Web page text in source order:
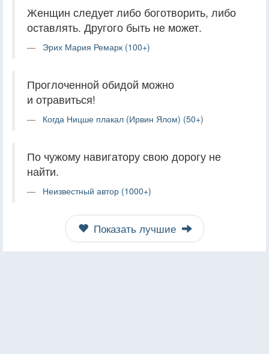
Женщин следует либо боготворить, либо
оставлять. Другого быть не может.
Эрих Мария Ремарк (100+)
Проглоченной обидой можно
и отравиться!
Когда Ницше плакал (Ирвин Ялом) (50+)
По чужому навигатору свою дорогу не
найти.
Неизвестный автор (1000+)
Показать лучшие